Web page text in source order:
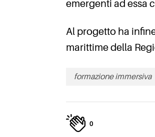
emergenti ad essa
Al progetto ha
marittime della
formazione immersiva
0